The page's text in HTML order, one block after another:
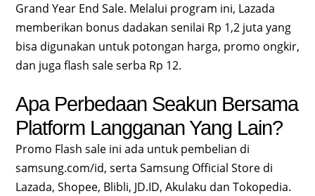
Grand Year End Sale. Melalui program ini, Lazada
memberikan bonus dadakan senilai Rp 1,2 juta yang
bisa digunakan untuk potongan harga, promo ongkir,
dan juga flash sale serba Rp 12.
Apa Perbedaan Seakun Bersama
Platform Langganan Yang Lain?
Promo Flash sale ini ada untuk pembelian di
samsung.com/id, serta Samsung Official Store di
Lazada, Shopee, Blibli, JD.ID, Akulaku dan Tokopedia.